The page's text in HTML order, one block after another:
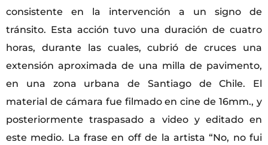
consistente en la intervención a un signo de
tránsito. Esta acción tuvo una duración de cuatro
horas, durante las cuales, cubrió de cruces una
extensión aproximada de una milla de pavimento,
en una zona urbana de Santiago de Chile. El
material de cámara fue filmado en cine de 16mm., y
posteriormente traspasado a video y editado en
este medio. La frase en off de la artista “No, no fui